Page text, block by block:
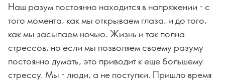
Наш разум постоянно находится в напряжении - с
того момента, как мы открываем глаза, и до того,
как мы засыпаем ночью. Жизнь и так полна
стрессов, но если мы позволяем своему разуму
постоянно думать, это приводит к еще большему
стрессу. Мы - люди, а не поступки. Пришло время